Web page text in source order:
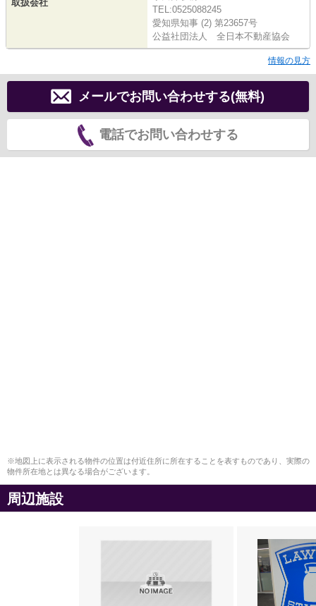
取扱会社
TEL:0525088245
愛知県知事 (2) 第23657号
公益社団法人 全日本不動産協会
情報の見方
メールでお問い合わせする(無料)
電話でお問い合わせする
※地図上に表示される物件の位置は付近住所に所在することを表すものであり、実際の
物件所在地とは異なる場合がございます。
周辺施設